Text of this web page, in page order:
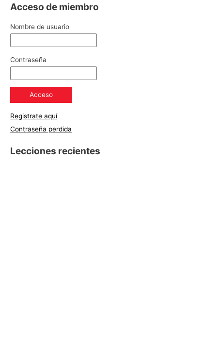
Acceso de miembro
Nombre de usuario
Contraseña
Registrate aquí
Contraseña perdida
Lecciones recientes